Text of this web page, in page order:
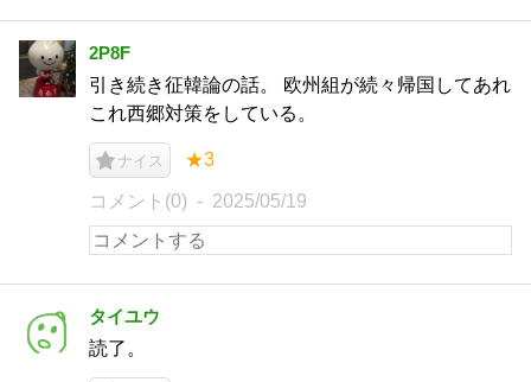
2P8F
引き続き征韓論の話。 欧州組が続々帰国してあれ
これ西郷対策をしている。
ナイス ★3
コメント(0) 2025/05/19
タイユウ
読了。